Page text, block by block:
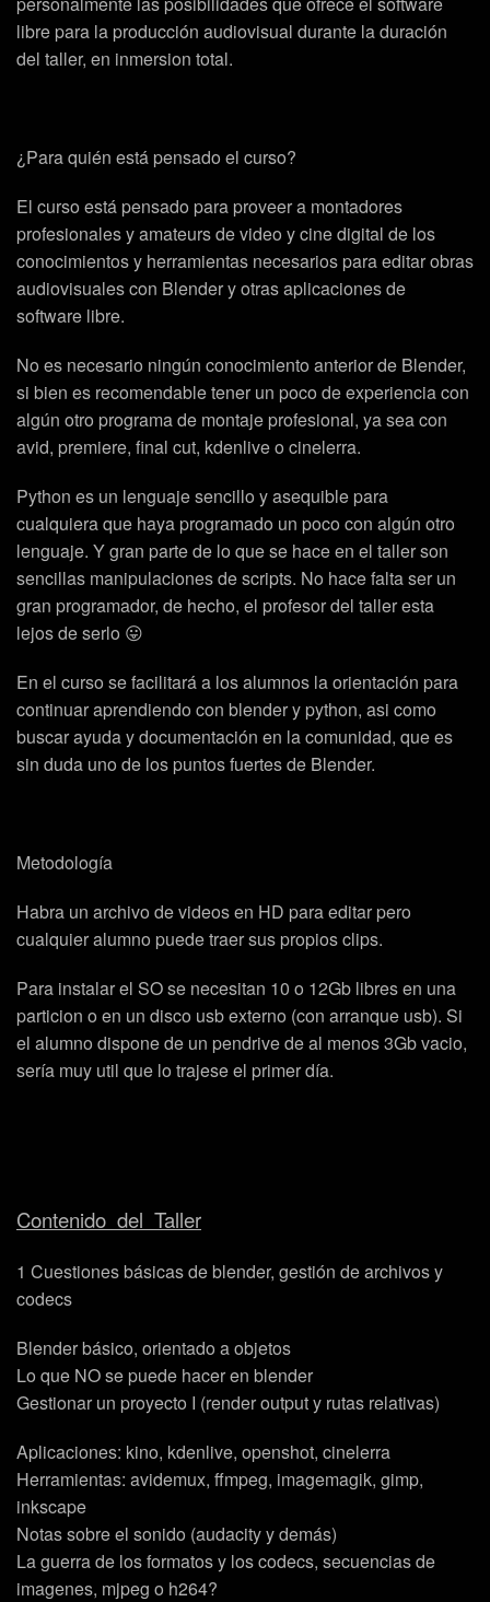
libre para la producción audiovisual durante la duración
del taller, en inmersion total.
¿Para quién está pensado el curso?
El curso está pensado para proveer a montadores
profesionales y amateurs de video y cine digital de los
conocimientos y herramientas necesarios para editar obras
audiovisuales con Blender y otras aplicaciones de
software libre.
No es necesario ningún conocimiento anterior de Blender,
si bien es recomendable tener un poco de experiencia con
algún otro programa de montaje profesional, ya sea con
avid, premiere, final cut, kdenlive o cinelerra.
Python es un lenguaje sencillo y asequible para
cualquiera que haya programado un poco con algún otro
lenguaje. Y gran parte de lo que se hace en el taller son
sencillas manipulaciones de scripts. No hace falta ser un
gran programador, de hecho, el profesor del taller esta
lejos de serlo 😛
En el curso se facilitará a los alumnos la orientación para
continuar aprendiendo con blender y python, asi como
buscar ayuda y documentación en la comunidad, que es
sin duda uno de los puntos fuertes de Blender.
Metodología
Habra un archivo de videos en HD para editar pero
cualquier alumno puede traer sus propios clips.
Para instalar el SO se necesitan 10 o 12Gb libres en una
particion o en un disco usb externo (con arranque usb). Si
el alumno dispone de un pendrive de al menos 3Gb vacio,
sería muy util que lo trajese el primer día.
Contenido del Taller
1 Cuestiones básicas de blender, gestión de archivos y
codecs
Blender básico, orientado a objetos
Lo que NO se puede hacer en blender
Gestionar un proyecto I (render output y rutas relativas)
Aplicaciones: kino, kdenlive, openshot, cinelerra
Herramientas: avidemux, ffmpeg, imagemagik, gimp,
inkscape
Notas sobre el sonido (audacity y demás)
La guerra de los formatos y los codecs, secuencias de
imagenes, mjpeg o h264?